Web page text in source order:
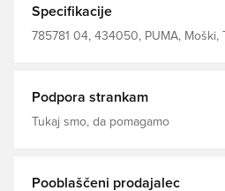
barve vaših klubov polno sledijo. Prilagoditev: vitka Glavni
material: Jersey tkanina Vrsta:
Dolg rokav Podrobnosti blagovne
Specifikacije
785781 04, 434050, PUMA, Moški,
Podpora strankam
Tukaj smo, da pomagamo
Pooblaščeni prodajalec